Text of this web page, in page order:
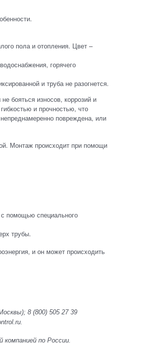
пола и отопления. Цвет –
горячего
и труба не разогнется.
бояться износов, коррозий и
и прочностью, что
повреждена, или
Монтаж происходит при помощи
с помощью специального
трубы.
и он может происходить
8 (800) 505 27 39
по России.